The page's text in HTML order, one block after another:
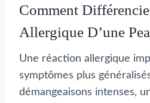
Comment
Allergique D’une
Une réaction allergique
symptômes plus
démangeaisons intenses,